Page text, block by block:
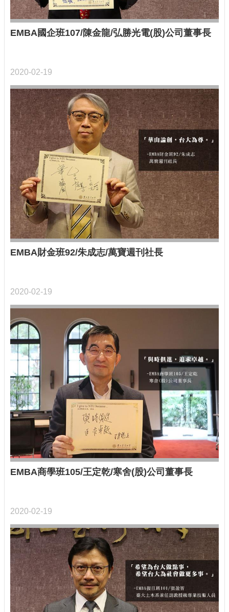
EMBA國企班107/陳金龍/弘勝光電(股)公司董事長
2020-02-19
EMBA財金班92/朱成志/萬寶週刊社長
2020-02-19
EMBA商學班105/王定乾/寒舍(股)公司董事長
2020-02-19